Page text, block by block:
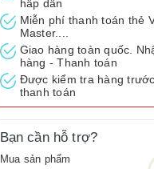
hấp dẫn
Miễn phí thanh toán thẻ
Master....
Giao hàng toàn quốc.
hàng - Thanh toán
Được kiểm tra hàng
thanh toán
Bạn cần hỗ trợ?
Mua sản phẩm